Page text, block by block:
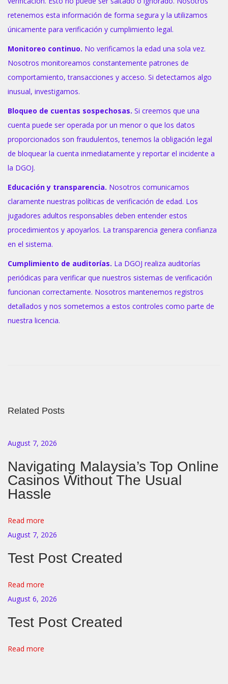
retenemos esta información de forma segura y la utilizamos
únicamente para verificación y cumplimiento legal.
Monitoreo continuo. No verificamos la edad una sola vez.
Nosotros monitoreamos constantemente patrones de
comportamiento, transacciones y acceso. Si detectamos algo
inusual, investigamos.
Bloqueo de cuentas sospechosas. Si creemos que una
cuenta puede ser operada por un menor o que los datos
proporcionados son fraudulentos, tenemos la obligación legal
de bloquear la cuenta inmediatamente y reportar el incidente a
la DGOJ.
Educación y transparencia. Nosotros comunicamos
claramente nuestras políticas de verificación de edad. Los
jugadores adultos responsables deben entender estos
procedimientos y apoyarlos. La transparencia genera confianza
en el sistema.
Cumplimiento de auditorías. La DGOJ realiza auditorías
periódicas para verificar que nuestros sistemas de verificación
funcionan correctamente. Nosotros mantenemos registros
detallados y nos sometemos a estos controles como parte de
nuestra licencia.
у
а
н
р
а
и
т
с
к
о
т
о
Related Posts
August 7, 2026
Navigating Malaysia’s Top Online
Casinos Without The Usual
Hassle
Read more
August 7, 2026
Test Post Created
Read more
August 6, 2026
Test Post Created
Read more